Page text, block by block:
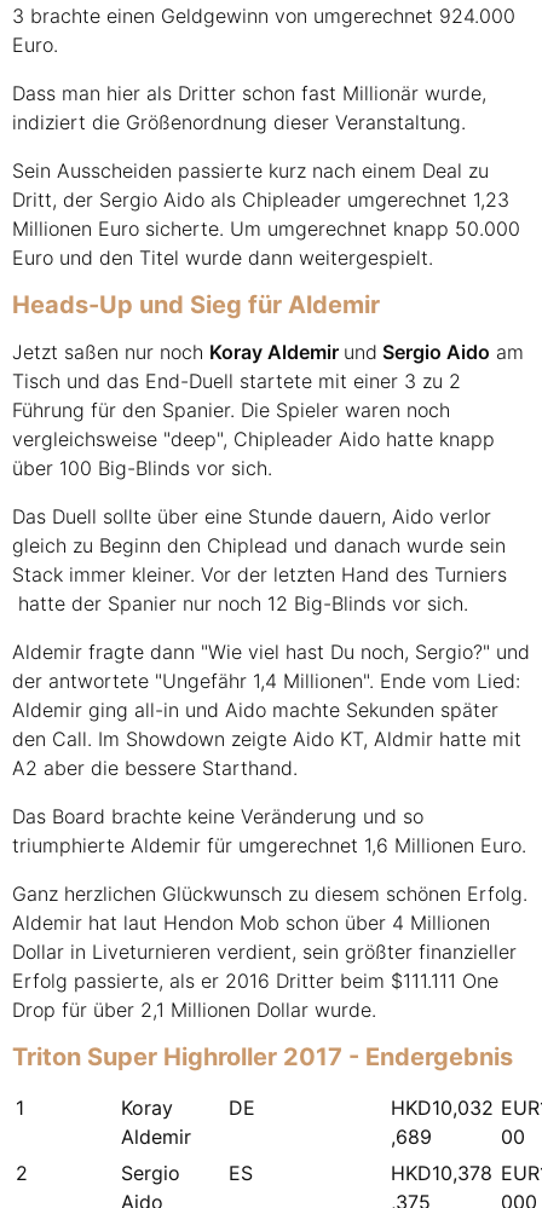
3 brachte einen Geldgewinn von umgerechnet 924.000
Euro.
Dass man hier als Dritter schon fast Millionär wurde,
indiziert die Größenordnung dieser Veranstaltung.
Sein Ausscheiden passierte kurz nach einem Deal zu
Dritt, der Sergio Aido als Chipleader umgerechnet 1,23
Millionen Euro sicherte. Um umgerechnet knapp 50.000
Euro und den Titel wurde dann weitergespielt.
Heads-Up und Sieg für Aldemir
Jetzt saßen nur noch Koray Aldemir und Sergio Aido am
Tisch und das End-Duell startete mit einer 3 zu 2
Führung für den Spanier. Die Spieler waren noch
vergleichsweise "deep", Chipleader Aido hatte knapp
über 100 Big-Blinds vor sich.
Das Duell sollte über eine Stunde dauern, Aido verlor
gleich zu Beginn den Chiplead und danach wurde sein
Stack immer kleiner. Vor der letzten Hand des Turniers
hatte der Spanier nur noch 12 Big-Blinds vor sich.
Aldemir fragte dann "Wie viel hast Du noch, Sergio?" und
der antwortete "Ungefähr 1,4 Millionen". Ende vom Lied:
Aldemir ging all-in und Aido machte Sekunden später
den Call. Im Showdown zeigte Aido KT, Aldmir hatte mit
A2 aber die bessere Starthand.
Das Board brachte keine Veränderung und so
triumphierte Aldemir für umgerechnet 1,6 Millionen Euro.
Ganz herzlichen Glückwunsch zu diesem schönen Erfolg.
Aldemir hat laut Hendon Mob schon über 4 Millionen
Dollar in Liveturnieren verdient, sein größter finanzieller
Erfolg passierte, als er 2016 Dritter beim $111.111 One
Drop für über 2,1 Millionen Dollar wurde.
Triton Super Highroller 2017 - Endergebnis
1
Koray
Aldemir
DE
HKD10,032
,689
00
2
Sergio
Aido
ES
HKD10,378
,375
000